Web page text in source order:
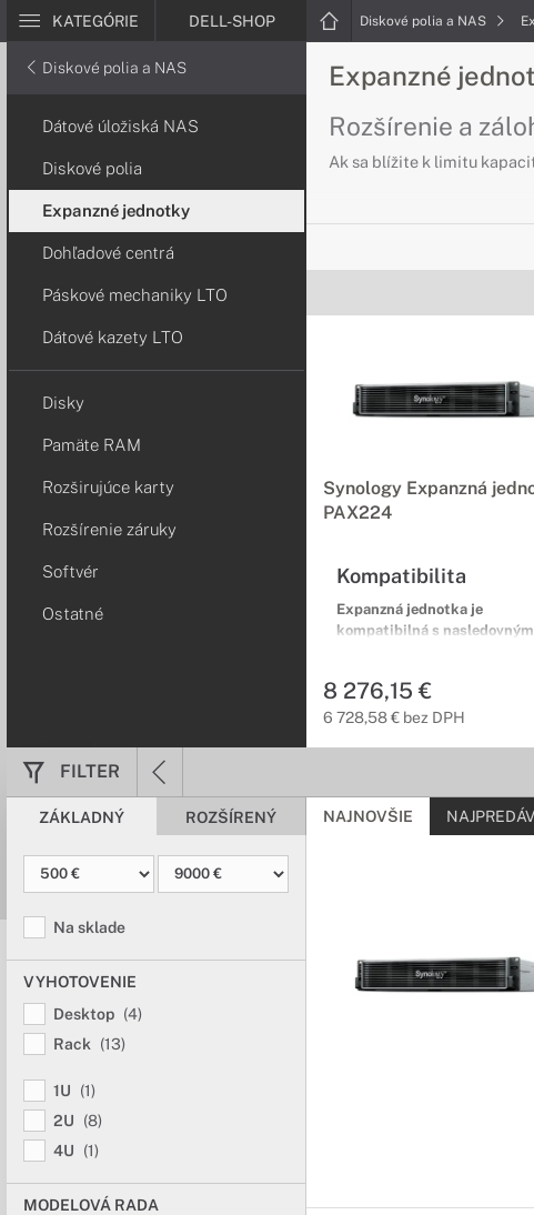
KATEGÓRIE DELL-SHOP Diskové polia a NAS
Diskové polia a NAS
Dátové úložiská NAS
Diskové polia
Expanzné jednotky
Dohľadové centrá
Páskové mechaniky LTO
Dátové kazety LTO
Disky
Pamäte RAM
Rozširujúce karty
Rozšírenie záruky
Softvér
Ostatné
Expanzné
Rozšírenie a
Ak sa blížite k limitu
Synology Expanzná
PAX224
Kompatibilita
Expanzná jednotka je
kompatibilná s
8 276,15 €
6 728,58 € bez DPH
FILTER
ZÁKLADNÝ ROZŠÍRENÝ
Na sklade
VYHOTOVENIE
Desktop (4)
Rack
(13)
1U
(1)
2U
(8)
4U
(1)
MODELOVÁ RADA
NAJNOVŠIE